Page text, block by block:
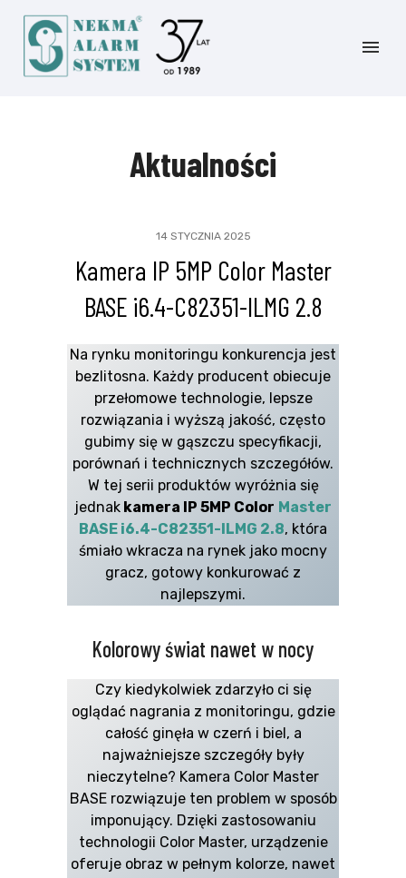
Aktualności
14 STYCZNIA 2025
Kamera IP 5MP Color Master
BASE i6.4-C82351-ILMG 2.8
Na rynku monitoringu konkurencja jest
bezlitosna. Każdy producent obiecuje
przełomowe technologie, lepsze
rozwiązania i wyższą jakość, często
gubimy się w gąszczu specyfikacji,
porównań i technicznych szczegółów.
W tej serii produktów wyróżnia się
jednak kamera IP 5MP Color Master
BASE i6.4-C82351-ILMG 2.8, która
śmiało wkracza na rynek jako mocny
gracz, gotowy konkurować z
najlepszymi.
Kolorowy świat nawet w nocy
Czy kiedykolwiek zdarzyło ci się
oglądać nagrania z monitoringu, gdzie
całość ginęła w czerń i biel, a
najważniejsze szczegóły były
nieczytelne? Kamera Color Master
BASE rozwiązuje ten problem w sposób
imponujący. Dzięki zastosowaniu
technologii Color Master, urządzenie
oferuje obraz w pełnym kolorze, nawet